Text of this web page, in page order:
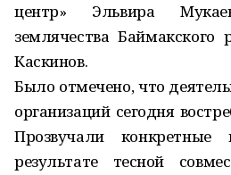
центр» Эльвира
землячества
Каскинов.
Было отмечено, что
организаций сегодня
Прозвучали
результате тесной